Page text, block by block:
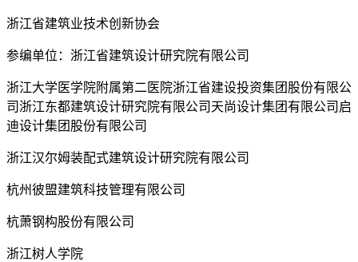
浙江省建筑业技术创新协会
参编单位：浙江省建筑设计研究院有限公司
浙江大学医学院附属第二医院浙江省建设投资集团股份有限公
司浙江东都建筑设计研究院有限公司天尚设计集团有限公司启
迪设计集团股份有限公司
浙江汉尔姆装配式建筑设计研究院有限公司
杭州彼盟建筑科技管理有限公司
杭萧钢构股份有限公司
浙江树人学院